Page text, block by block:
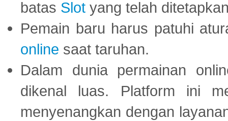
batas Slot yang telah
Pemain baru harus patuhi
online saat taruhan.
Dalam dunia permainan
dikenal luas. Platform ini
menyenangkan dengan